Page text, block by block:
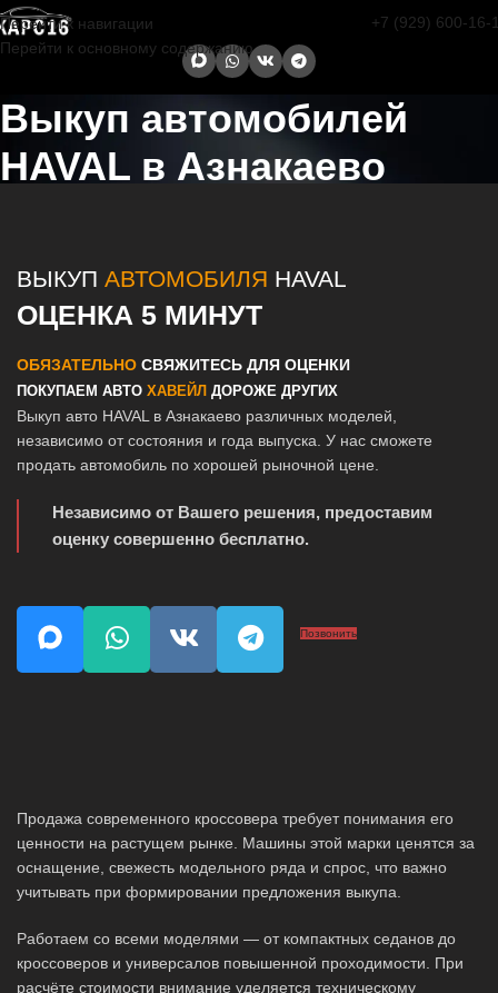
Перейти к навигации
Перейти к основному содержанию
+7 (929) 600-16-
Выкуп автомобилей
HAVAL в Азнакаево
ВЫКУП АВТОМОБИЛЯ HAVAL
ОЦЕНКА 5 МИНУТ
ОБЯЗАТЕЛЬНО СВЯЖИТЕСЬ ДЛЯ ОЦЕНКИ
ПОКУПАЕМ АВТО ХАВЕЙЛ ДОРОЖЕ ДРУГИХ
Выкуп авто HAVAL в Азнакаево различных моделей,
независимо от состояния и года выпуска. У нас сможете
продать автомобиль по хорошей рыночной цене.
Независимо от Вашего решения, предоставим
оценку совершенно бесплатно.
Позвонить
Продажа современного кроссовера требует понимания его
ценности на растущем рынке. Машины этой марки ценятся за
оснащение, свежесть модельного ряда и спрос, что важно
учитывать при формировании предложения выкупа.
Работаем со всеми моделями — от компактных седанов до
кроссоверов и универсалов повышенной проходимости. При
расчёте стоимости внимание уделяется техническому